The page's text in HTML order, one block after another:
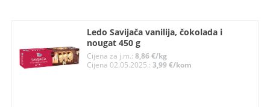
Ledo Savijača vanilija, čokolada i
nougat 450 g
Cijena za j.m.: 8,86 €/kg
Cijena 02.05.2025.: 3,99 €/kom